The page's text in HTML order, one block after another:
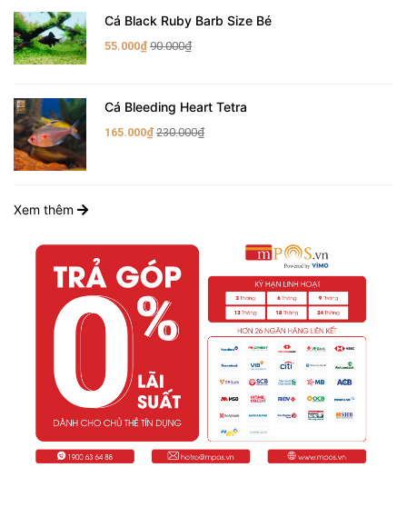
Cá Black Ruby Barb Size Bé
55.000₫ 90.000₫
Cá Bleeding Heart Tetra
165.000₫ 230.000₫
Xem thêm